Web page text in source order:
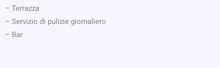
– Terrazza
– Servizio di pulizie giornaliero
– Bar